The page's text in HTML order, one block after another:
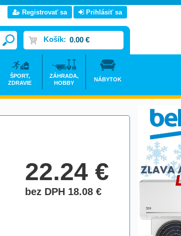
22.24€
bez DPH 18.08€
Registrovať sa Prihlásiť sa
Košík: 0.00 €
ŠPORT,
ZDRAVIE
ZÁHRADA,
HOBBY
NÁBYTOK